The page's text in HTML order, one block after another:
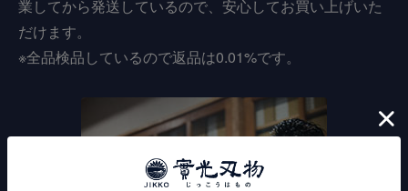
業してから発送しているので、安心してお買い上げいた
だけます。
※全品検品しているので返品は0.01%です。